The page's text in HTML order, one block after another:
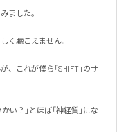
ました。
く聴こえません。
これが僕ら「SHIFT」のサ
い？」とほぼ「神経質」にな